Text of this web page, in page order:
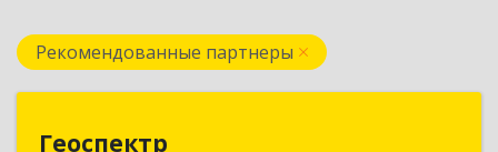
Рекомендованные партнеры
Геоспектр